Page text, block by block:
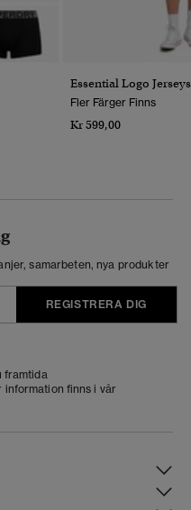
Essential Logo
Fler Färger Finns
Kr 599,00
samarbeten, nya produkter
REGISTRERA DIG
framtida
information finns i vår